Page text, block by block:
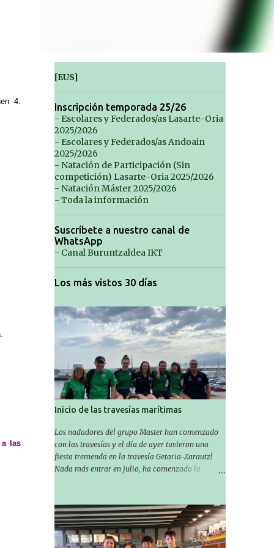
4.
a las
[EUS]
Inscripción temporada 25/26
- Escolares y Federados/as Lasarte-Oria
2025/2026
- Escolares y Federados/as Andoain
2025/2026
- Natación de Participación (Sin
competición) Lasarte-Oria 2025/2026
- Natación Máster 2025/2026
- Toda la información
Suscríbete a nuestro canal de
WhatsApp
- Canal Buruntzaldea IKT
Los más vistos 30 días
Inicio de las travesías marítimas
Los nadadores del grupo Master han comenzado
con las travesías y el día de ayer tuvieron una
fiesta tremenda en la travesía Getaria-Zarautz!
Nada más entrar en julio, ha comenzado la
Masters de nuestro equipo! En esta ocasión han
empezado a participar más tarde, pero ya han
estado en tres citas y están muy contentos,
esperando la fecha de su próxima cita. Para